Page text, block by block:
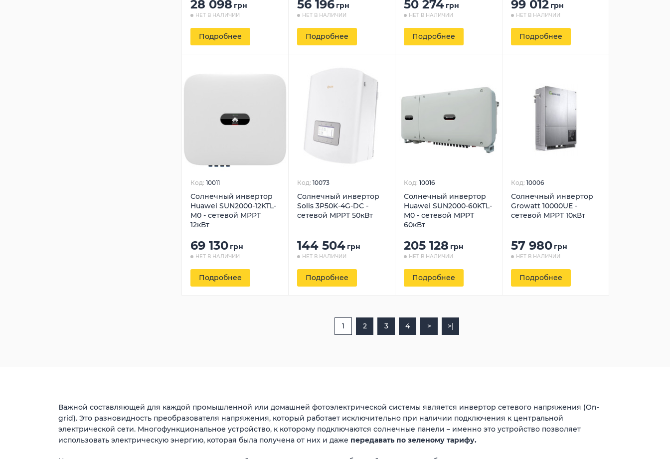
28 098 грн
НЕТ В НАЛИЧИИ
Подробнее
56 196 грн
НЕТ В НАЛИЧИИ
Подробнее
50 274 грн
НЕТ В НАЛИЧИИ
Подробнее
99 012 грн
НЕТ В НАЛИЧИИ
Подробнее
Код: 10011
Солнечный инвертор
Huawei SUN2000-12KTL-
M0 - сетевой MPPT
12кВт
69 130 грн
НЕТ В НАЛИЧИИ
Подробнее
Код: 10073
Солнечный инвертор
Solis 3P50K-4G-DC -
сетевой MPPT 50кВт
144 504 грн
НЕТ В НАЛИЧИИ
Подробнее
Код: 10016
Солнечный инвертор
Huawei SUN2000-60KTL-
M0 - сетевой MPPT
60кВт
205 128 грн
НЕТ В НАЛИЧИИ
Подробнее
Код: 10006
Солнечный инвертор
Growatt 10000UE -
сетевой MPPT 10кВт
57 980 грн
НЕТ В НАЛИЧИИ
Подробнее
1 2 3 4 > >|
Важной составляющей для каждой промышленной или домашней фотоэлектрической системы является инвертор сетевого напряжения (On-
grid). Это разновидность преобразователя напряжения, который работает исключительно при наличии подключения к центральной
электрической сети. Многофункциональное устройство, к которому подключаются солнечные панели – именно это устройство позволяет
использовать электрическую энергию, которая была получена от них и даже передавать по зеленому тарифу.